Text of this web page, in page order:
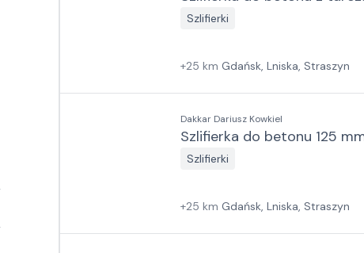
Szlifierki
+25 km Gdańsk, Lniska, Straszyn
Dakkar Dariusz Kowkiel
Szlifierka do betonu 125
Szlifierki
+25 km Gdańsk, Lniska, Straszyn